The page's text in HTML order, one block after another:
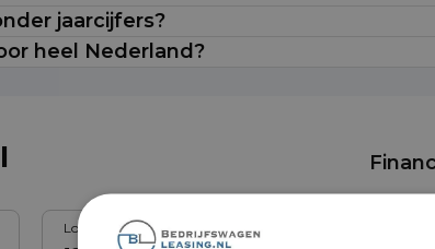
jaarcijfers?
heel Nederland?
Looptijd Slottermijn